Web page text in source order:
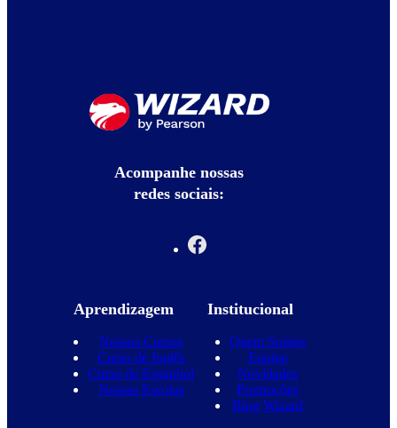
Acompanhe nossas
redes sociais:
Aprendizagem
Nossos Cursos
Curso de Inglês
Curso de Espanhol
Nossas Escolas
Institucional
Quem Somos
Equipe
Novidades
Promoções
Blog Wizard